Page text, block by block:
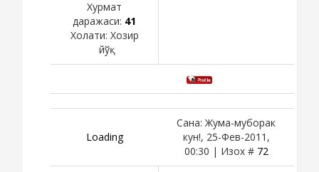
Хурмат
даражаси: 41
Холати: Хозир
йўқ
Loading
Сана: Жума-муборак
кун!, 25-Фев-2011,
00:30 | Изох # 72